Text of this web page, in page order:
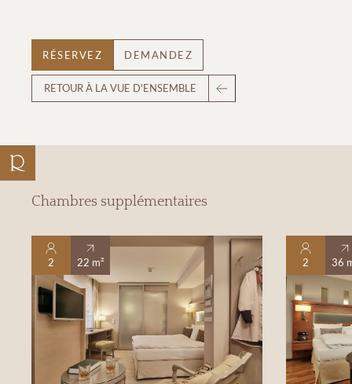
RÉSERVEZ DEMANDEZ
RETOUR À LA VUE D'ENSEMBLE
Chambres supplémentaires
2 22 m² 2 36